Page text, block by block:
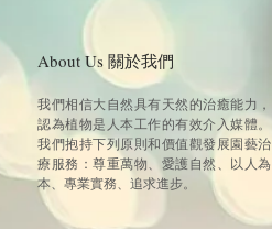
About Us 關於我們
我們相信大自然具有天然的治癒能力，
認為植物是人本工作的有效介入媒體。
我們抱持下列原則和價值觀發展園藝治
療服務：尊重萬物、愛護自然、以人為
本、專業實務、追求進步。